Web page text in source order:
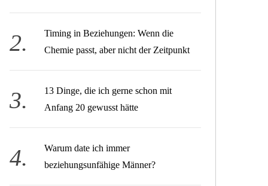
Timing in Beziehungen: Wenn die
Chemie passt, aber nicht der Zeitpunkt
13 Dinge, die ich gerne schon mit
Anfang 20 gewusst hätte
Warum date ich immer
beziehungsunfähige Männer?